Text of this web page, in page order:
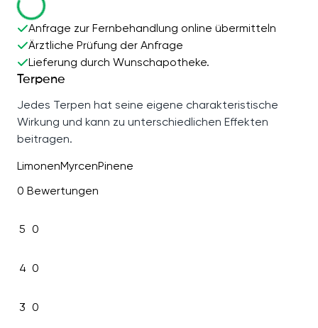
Anfrage zur Fernbehandlung online übermitteln
Ärztliche Prüfung der Anfrage
Lieferung durch Wunschapotheke.
Terpene
Jedes Terpen hat seine eigene charakteristische
Wirkung und kann zu unterschiedlichen Effekten
beitragen.
LimonenMyrcenPinene
0 Bewertungen
5 0
4 0
3 0